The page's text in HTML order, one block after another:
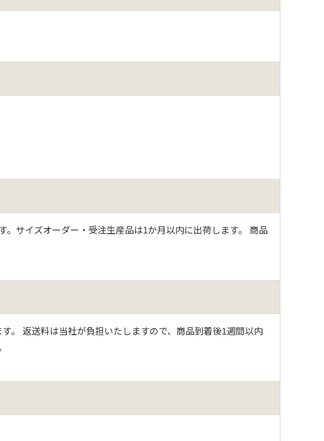
サイズオーダー・受注生産品は1か月以内に出荷します。 商品
。 返送料は当社が負担いたしますので、商品到着後1週間以内